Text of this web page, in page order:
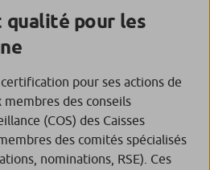
qualité pour les
pour ses actions de
des conseils
(COS) des Caisses
des comités spécialisés
nominations, RSE). Ces